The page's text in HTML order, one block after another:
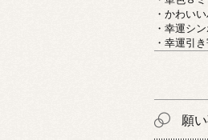
・かわい
・幸運シ
・幸運引
願